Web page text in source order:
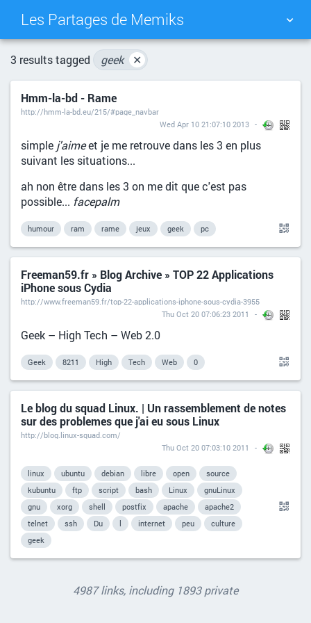
Les Partages de Memiks
TAG CLOUD
DAILY
3 results tagged geek ✕
Hmm-la-bd - Rame
http://hmm-la-bd.eu/215/#page_navbar
Wed Apr 10 21:07:10 2013
simple j'aimeet je me retrouve dans les 3 en plus
suivant les situations...
ah non être dans les 3 on me dit que c'est pas
possible... facepalm
humour ram rame jeux geek pc
Freeman59.fr » Blog Archive » TOP 22 Applications
iPhone sous Cydia
http://www.freeman59.fr/top-22-applications-iphone-sous-cydia-3955
Thu Oct 20 07:06:23 2011
Geek – High Tech – Web 2.0
Geek 8211 High Tech Web 0
Le blog du squad Linux. | Un rassemblement de notes
sur des problemes que j'ai eu sous Linux
http://blog.linux-squad.com/
Thu Oct 20 07:03:10 2011
linux ubuntu debian libre open
source
kubuntu
ftp script bash Linux
gnuLinux
gnu
xorg shell postfix apache
apache2
telnet
ssh Du l internet peu
culture
geek
4987 links, including 1893 private